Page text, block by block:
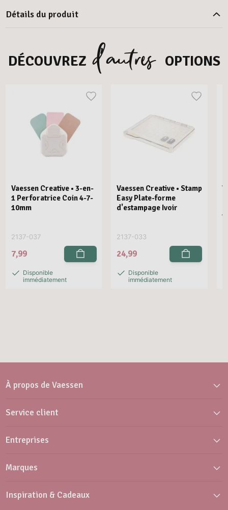
Détails du produit
DÉCOUVREZ d’autres OPTIONS
Vaessen Creative • 3-en-
1 Perforatrice Coin 4-7-
10mm
2137-037
7,99
Disponible
immédiatement
Vaessen Creative • Stamp
Easy Plate-forme
d'estampage Ivoir
2137-033
24,99
Disponible
immédiatement
À propos de Vaessen
Service client
Entreprises
Marques
Inspiration & Cadeaux